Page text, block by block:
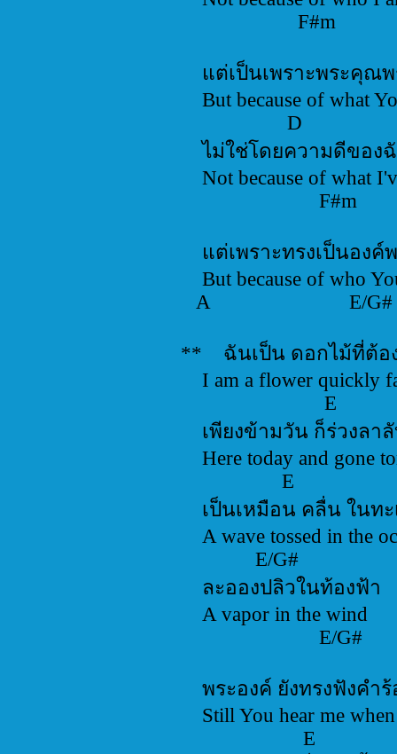
แต่เป็นเพรา
But because
ไม่ใช่โดยค
Not because
แต่เพราะทร
But because
A E/
** ฉันเป็น ดอ
I am a
E
เพียงข้ามวั
Here today
เป็นเหมือน
A wave
E/
ละอองปลิ
A vapor in
E/
พระองค์ ยัง
Still You hear
E